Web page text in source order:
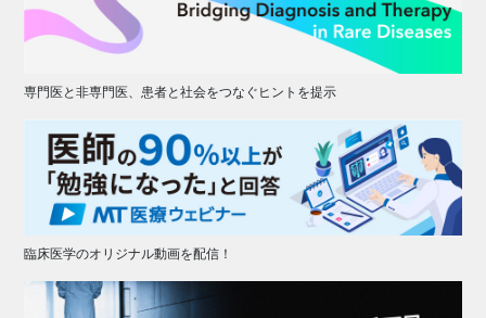
専門医と非専門医、患者と社会をつなぐヒントを提示
臨床医学のオリジナル動画を配信！